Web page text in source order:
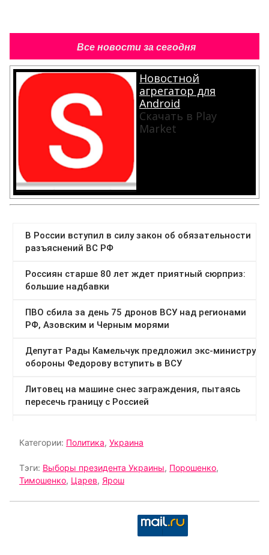
Все новости за сегодня
Новостной
агрегатор для
Android
Скачать в Play
Market
Категории: Политика, Украина
Тэги: Выборы президента Украины, Порошенко,
Тимошенко, Царев, Ярош